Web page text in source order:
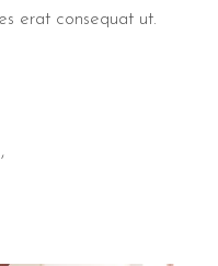
erat consequat ut.